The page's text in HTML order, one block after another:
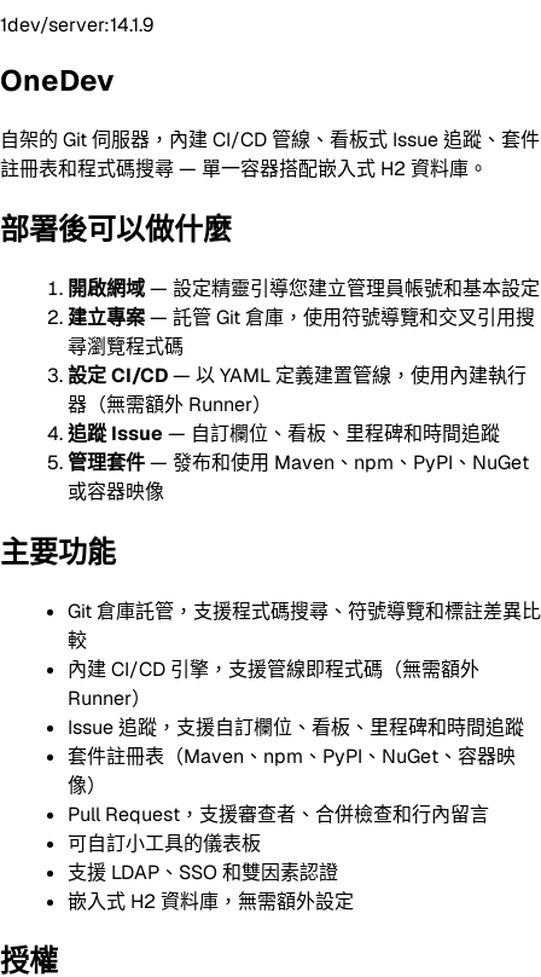
1dev/server:14.1.9
OneDev
自架的 Git 伺服器，內建 CI/CD 管線、看板式 Issue 追蹤、套件
註冊表和程式碼搜尋 — 單一容器搭配嵌入式 H2 資料庫。
部署後可以做什麼
開啟網域— 設定精靈引導您建立管理員帳號和基本設定
建立專案— 託管 Git 倉庫，使用符號導覽和交叉引用搜
尋瀏覽程式碼
設定 CI/CD— 以 YAML 定義建置管線，使用內建執行
器（無需額外 Runner）
追蹤 Issue — 自訂欄位、看板、里程碑和時間追蹤
管理套件— 發布和使用 Maven、npm、PyPI、NuGet
或容器映像
主要功能
Git 倉庫託管，支援程式碼搜尋、符號導覽和標註差異比
較
內建 CI/CD 引擎，支援管線即程式碼（無需額外
Runner）
Issue 追蹤，支援自訂欄位、看板、里程碑和時間追蹤
套件註冊表（Maven、npm、PyPI、NuGet、容器映
像）
Pull Request，支援審查者、合併檢查和行內留言
可自訂小工具的儀表板
支援 LDAP、SSO 和雙因素認證
嵌入式 H2 資料庫，無需額外設定
授權